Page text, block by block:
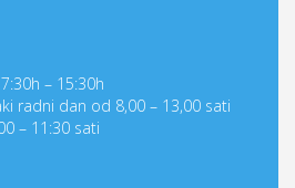
– 15:30h
radni dan od 8,00 – 13,00 sati
– 11:30 sati